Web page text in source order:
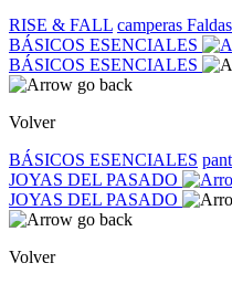
RISE & FALL camperas Faldas
BÁSICOS ESENCIALES
BÁSICOS ESENCIALES
Volver
BÁSICOS ESENCIALES
JOYAS DEL PASADO
JOYAS DEL PASADO
Volver